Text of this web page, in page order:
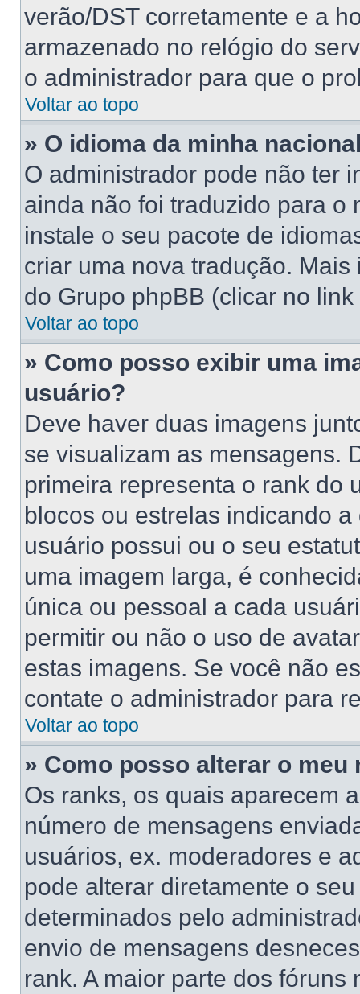
verão/DST corretamente e a
armazenado no relógio do
o administrador para que o
Voltar ao topo
» O idioma da minha
O administrador pode não ter
ainda não foi traduzido para o
instale o seu pacote de
criar uma nova tradução.
do Grupo phpBB (clicar no
Voltar ao topo
» Como posso exibir uma
usuário?
Deve haver duas imagens
se visualizam as mensagens.
primeira representa o rank do
blocos ou estrelas indicando
usuário possui ou o seu
uma imagem larga, é
única ou pessoal a cada
permitir ou não o uso de
estas imagens. Se você não
contate o administrador para
Voltar ao topo
» Como posso alterar o meu
Os ranks, os quais aparecem
número de mensagens
usuários, ex. moderadores e
pode alterar diretamente o
determinados pelo
envio de mensagens
rank. A maior parte dos